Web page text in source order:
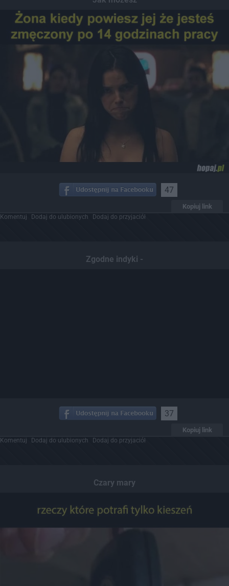
47
Kopiuj link
Komentuj Dodaj do ulubionych Dodaj do przyjaciół
Zgodne indyki -
37
Kopiuj link
Komentuj Dodaj do ulubionych Dodaj do przyjaciół
Czary mary